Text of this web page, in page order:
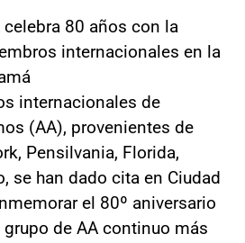
celebra 80 años con la
internacionales en la
internacionales de
(AA), provenientes de
Pensilvania, Florida,
se han dado cita en Ciudad
el 80º aniversario
de AA continuo más